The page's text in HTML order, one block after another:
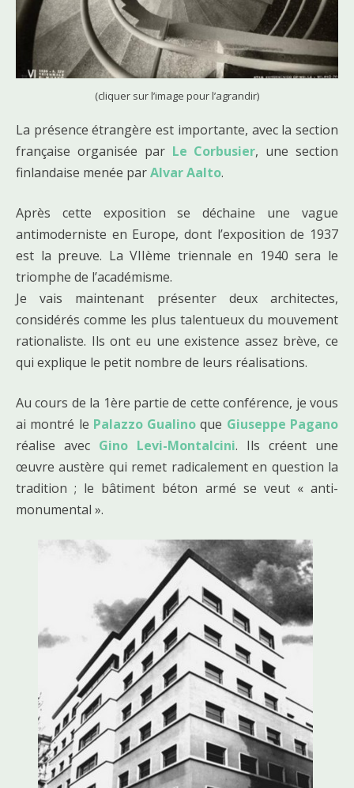
(cliquer sur l’image pour l’agrandir)
La présence étrangère est importante, avec la section
française organisée par Le Corbusier, une section
finlandaise menée parAlvar Aalto.
Après cette exposition se déchaine une vague
antimoderniste en Europe, dont l’exposition de 1937
est la preuve. La VIIème triennale en 1940 sera le
triomphe de l’académisme.
Je vais maintenant présenter deux architectes,
considérés comme les plus talentueux du mouvement
rationaliste. Ils ont eu une existence assez brève, ce
qui explique le petit nombre de leurs réalisations.
Au cours de la 1ère partie de cette conférence, je vous
ai montré le Palazzo Gualino que Giuseppe Pagano
réalise avec Gino Levi-Montalcini. Ils créent une
œuvre austère qui remet radicalement en question la
tradition ; le bâtiment béton armé se veut « anti-
monumental ».